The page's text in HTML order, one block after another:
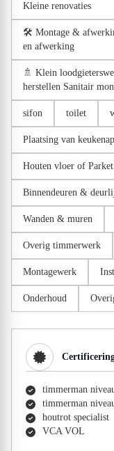
Kleine renovaties
🛠️ Montage &
en afwerking
🚿 Klein
herstellen Sanitair
sifon toilet
Plaatsing van
Houten vloer of
Binnendeuren &
Wanden & muren
Overig timmerwerk
Montagewerk
Onderhoud
timmerman
timmerman
houtrot specialist
VCA VOL